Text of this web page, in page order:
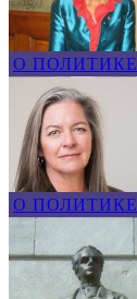
О ПОЛИТИКЕ
О ПОЛИТИКЕ